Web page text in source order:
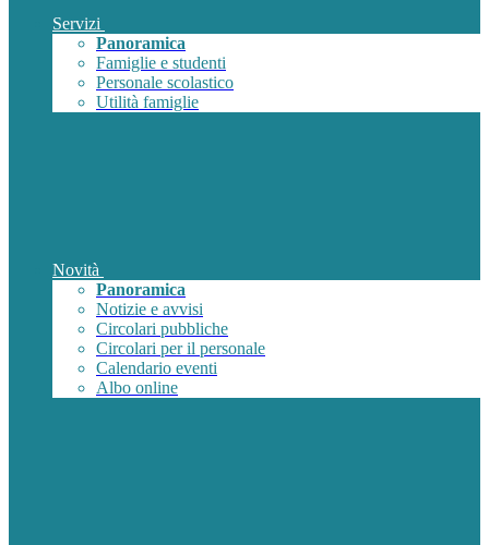
Servizi
Panoramica
Famiglie e studenti
Personale scolastico
Utilità famiglie
Novità
Panoramica
Notizie e avvisi
Circolari pubbliche
Circolari per il personale
Calendario eventi
Albo online